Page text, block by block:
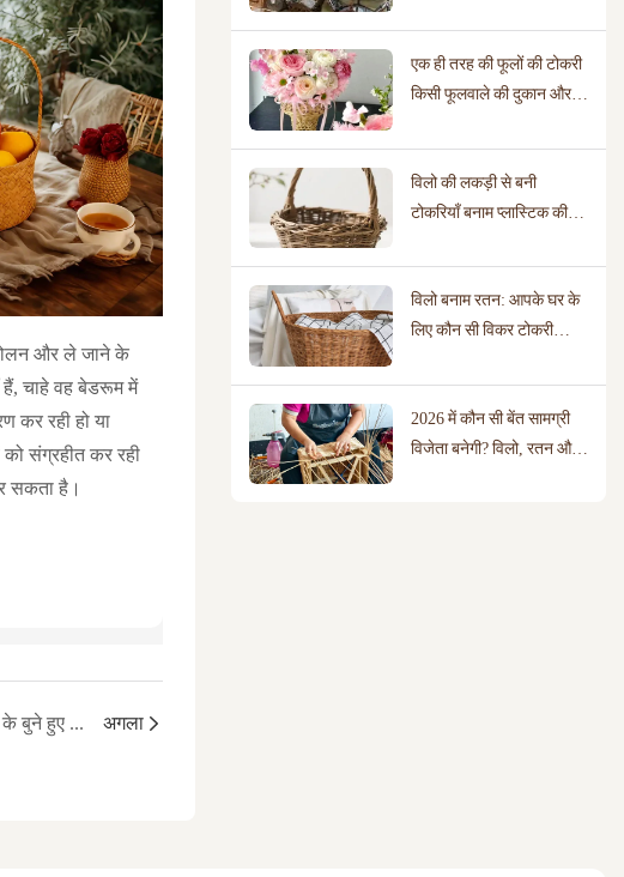
और ले जाने के
चाहे वह बेडरूम में
कर रही हो या
संग्रहीत कर रही
सकता है।
अंतरिक्ष में एक नया हाइलाइट बनाना: फर्श-खड़े लकड़ी के बुने हुए फूलों की बास्केट का एक पूर्ण विश्लेषण अगला
आवश्यकता क्यों होती है?
एक ही तरह की फूलों की टोकरी
किसी फूलवाले की दुकान और
बिल्कुल अलग क्यों दिख सकती
है?
विलो की लकड़ी से बनी
टोकरियाँ बनाम प्लास्टिक की
पर्यावरण के अनुकूल है?
विलो बनाम रतन: आपके घर के
लिए कौन सी विकर टोकरी
2026 में कौन सी बेंत सामग्री
विजेता बनेगी? विलो, रतन और